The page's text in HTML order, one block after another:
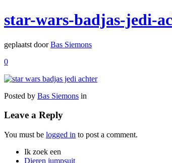
star-wars-badjas-jedi-
geplaatst doorBas Siemons
0
Posted by Bas Siemons in
Leave a Reply
You must be logged in to post a comment.
Ik zoek een
Dieren jumpsuit